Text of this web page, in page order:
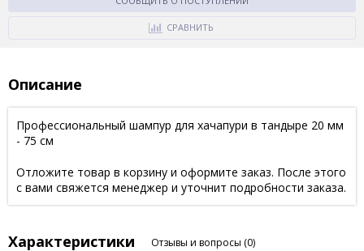
СРАВНИТЬ
Описание
Профессиональный шампур для хачапури в тандыре 20 мм
- 75 см
Отложите товар в корзину и оформите заказ. После этого
с вами свяжется менеджер и уточнит подробности заказа.
Характеристики Отзывы и вопросы (0)